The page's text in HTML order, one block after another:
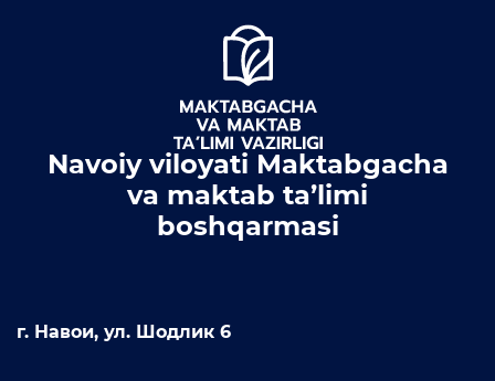
Конкурсы
Аккредитация
Инфографика
Korrupsiyaga qarshi kurash
Объявления
Navoiy viloyati Maktabgacha
va maktab ta’limi
boshqarmasi
г. Навои, ул. Шодлик 6